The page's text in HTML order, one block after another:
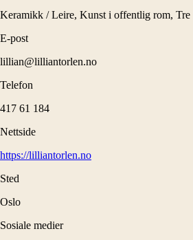
Keramikk / Leire, Kunst i offentlig rom, Tre
E-post
lillian@lilliantorlen.no
Telefon
417 61 184
Nettside
https://lilliantorlen.no
Sted
Oslo
Sosiale medier